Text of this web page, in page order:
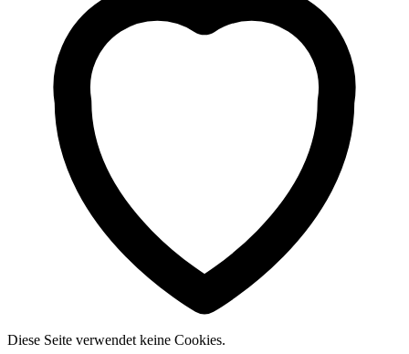
Diese Seite verwendet keine Cookies.